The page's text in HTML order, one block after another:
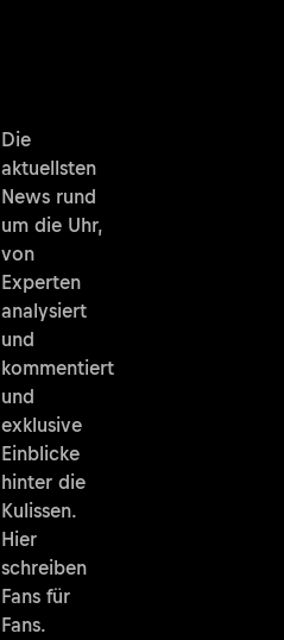
Die
aktuellsten
News rund
um die Uhr,
von
Experten
analysiert
und
kommentiert
und
exklusive
Einblicke
hinter die
Kulissen.
Hier
schreiben
Fans für
Fans.